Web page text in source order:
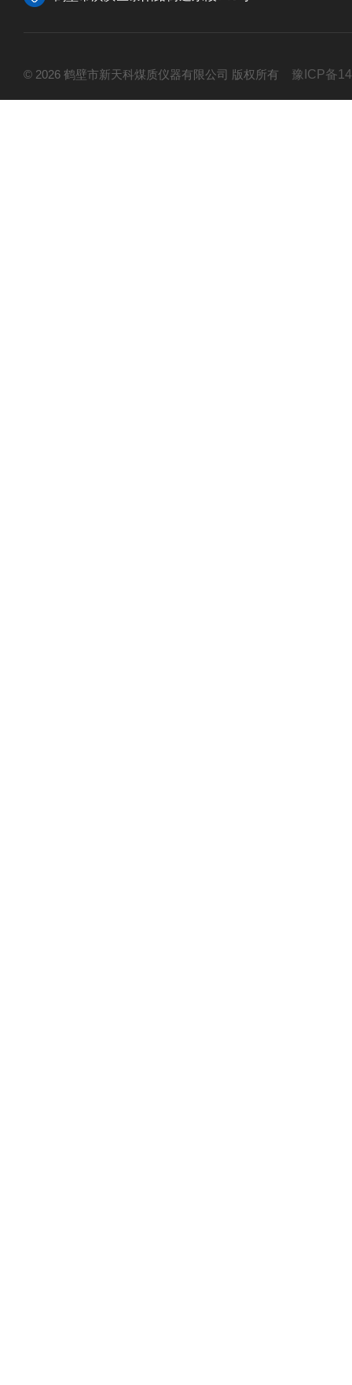
© 2026 鹤壁市新天科煤质仪器有限公司 版权所有 豫ICP备